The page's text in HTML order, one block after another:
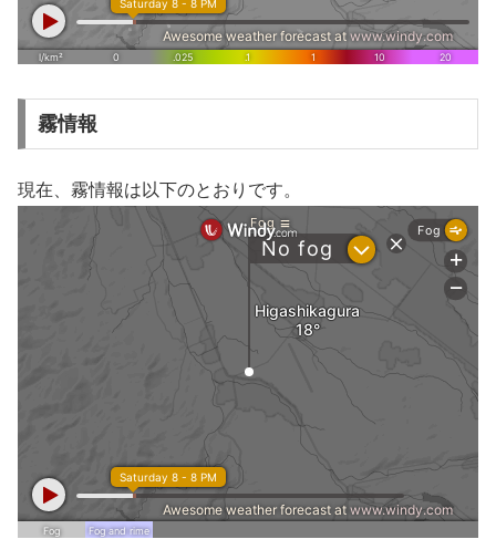
霧情報
現在、霧情報は以下のとおりです。